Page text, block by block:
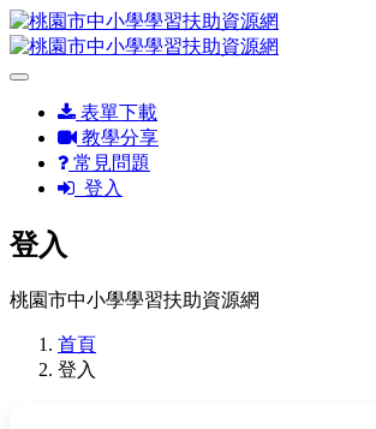
表單下載
教學分享
常見問題
登入
登入
桃園市中小學學習扶助資源網
首頁
登入